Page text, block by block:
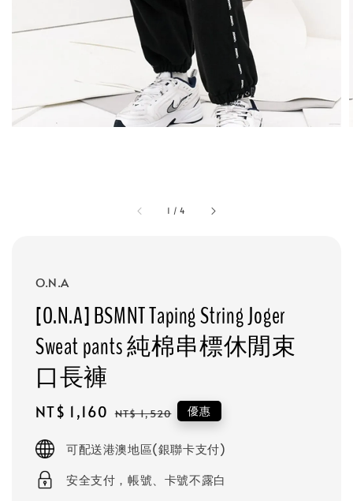
1 /4
O.N.A
[O.N.A] BSMNT Taping String Joger
Sweat pants 純棉串標休閒束
口長褲
Sale
NT$ 1,160 Regular
NT$ 1,520 優惠
可配送港澳地區(銀聯卡支付)
安全支付，帳號、卡號不露白